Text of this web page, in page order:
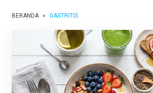
BERANDA » GASTRITIS